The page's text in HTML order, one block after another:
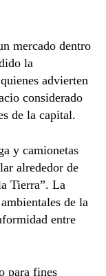
mercado dentro
la
advierten
considerado
de la capital.
y camionetas
alrededor de
Tierra”. La
de la
entre
para fines